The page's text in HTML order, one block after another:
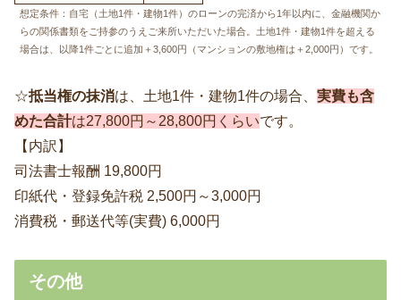
想定条件：自宅（土地1件・建物1件）のローンの完済から1年以内に、金融機関か
らの関係書類をご持参のうえご来所いただいた場合。土地1件・建物1件を超える
場合は、以降1件ごとに追加＋3,600円（マンションの敷地権は＋2,000円）です。
☆抵当権の抹消は、土地1件・建物1件の場合、 実費も含
めた合計は27,800円～28,800円くらいです。
【内訳】
司法書士報酬 19,800円
印紙代・登録免許税 2,500円～3,000円
消費税・郵送代等(実費) 6,000円
その他